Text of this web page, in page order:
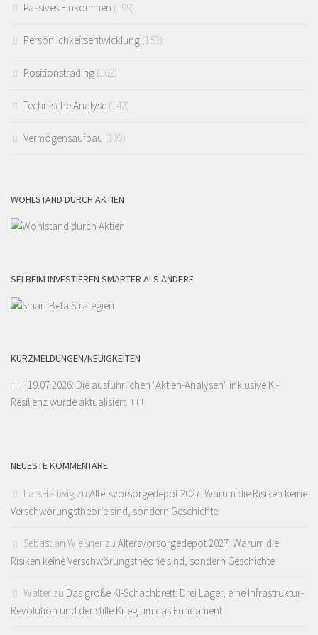
Passives Einkommen (199)
Persönlichkeitsentwicklung (153)
Positionstrading (162)
Technische Analyse (142)
Vermögensaufbau (393)
WOHLSTAND DURCH AKTIEN
SEI BEIM INVESTIEREN SMARTER ALS ANDERE
KURZMELDUNGEN/NEUIGKEITEN
+++ 19.07.2026: Die ausführlichen "Aktien-Analysen" inklusive KI-
Resilienz wurde aktualisiert. +++
NEUESTE KOMMENTARE
LarsHattwig zu Altersvorsorgedepot 2027: Warum die Risiken keine
Verschwörungstheorie sind, sondern Geschichte
Sebastian Wießner zu Altersvorsorgedepot 2027: Warum die
Risiken keine Verschwörungstheorie sind, sondern Geschichte
Walter zu Das große KI-Schachbrett: Drei Lager, eine Infrastruktur-
Revolution und der stille Krieg um das Fundament